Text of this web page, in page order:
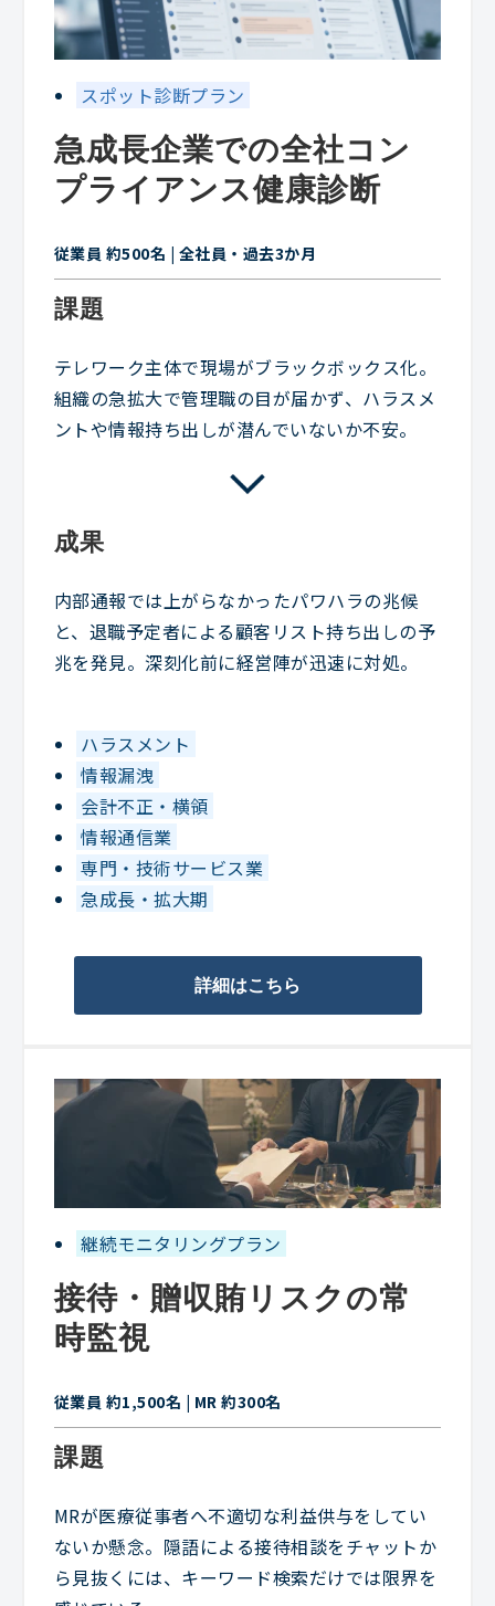
スポット診断プラン
急成長企業での全社コン
プライアンス健康診断
従業員 約500名 | 全社員・過去3か月
課題
テレワーク主体で現場がブラックボックス化。
組織の急拡大で管理職の目が届かず、ハラスメ
ントや情報持ち出しが潜んでいないか不安。
成果
内部通報では上がらなかったパワハラの兆候
と、退職予定者による顧客リスト持ち出しの予
兆を発見。深刻化前に経営陣が迅速に対処。
ハラスメント
情報漏洩
会計不正・横領
情報通信業
専門・技術サービス業
急成長・拡大期
詳細はこちら
継続モニタリングプラン
接待・贈収賄リスクの常
時監視
従業員 約1,500名 | MR 約300名
課題
MRが医療従事者へ不適切な利益供与をしてい
ないか懸念。隠語による接待相談をチャットか
ら見抜くには、キーワード検索だけでは限界を